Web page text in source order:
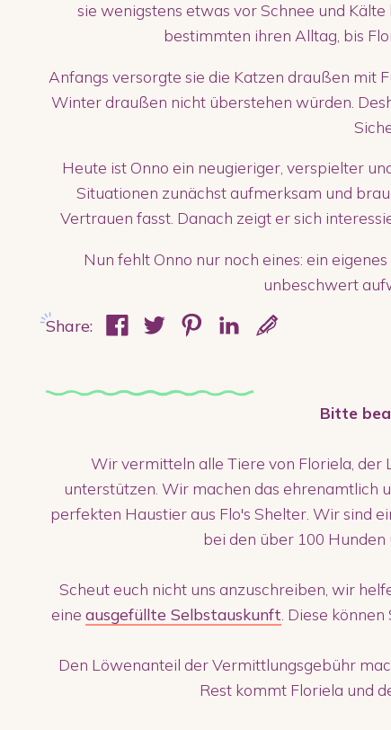
sie wenigstens etwas vor Schnee und
bestimmten ihren Alltag, bis
Anfangs versorgte sie die Katzen draußen mit
Winter draußen nicht überstehen würden.
Heute ist Onno ein neugieriger, verspielter
Situationen zunächst aufmerksam und
Vertrauen fasst. Danach zeigt er sich
Nun fehlt Onno nur noch eines: ein
unbeschwert
Share:
Bitte
Wir vermitteln alle Tiere von Floriela, der
unterstützen. Wir machen das ehrenamtlich
perfekten Haustier aus Flo's Shelter. Wir sind
bei den über 100
Scheut euch nicht uns anzuschreiben, wir
eineausgefüllte Selbstauskunft. Diese
Den Löwenanteil der Vermittlungsgebühr
Rest kommt Floriela und